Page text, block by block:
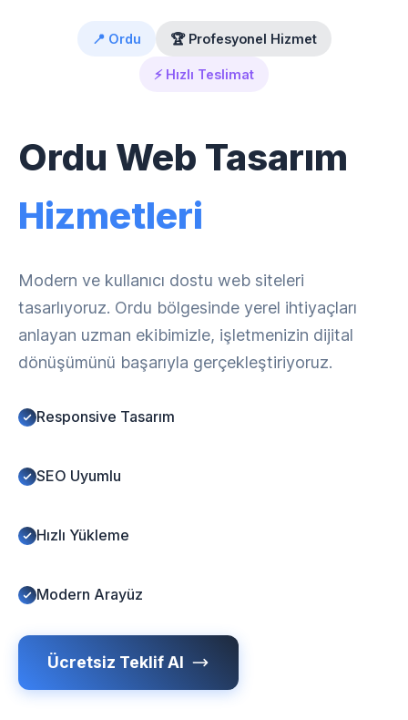
📍 Ordu 🏆 Profesyonel Hizmet
⚡ Hızlı Teslimat
Ordu Web Tasarım
Hizmetleri
Modern ve kullanıcı dostu web siteleri
tasarlıyoruz. Ordu bölgesinde yerel ihtiyaçları
anlayan uzman ekibimizle, işletmenizin dijital
dönüşümünü başarıyla gerçekleştiriyoruz.
Responsive Tasarım
SEO Uyumlu
Hızlı Yükleme
Modern Arayüz
Ücretsiz Teklif Al